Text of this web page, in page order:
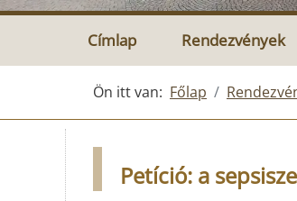
Címlap Rendezvények
Ön itt van: Főlap
Petíció: a